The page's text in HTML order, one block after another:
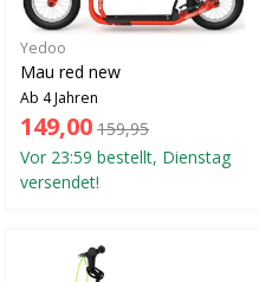
Yedoo
Mau red new
Ab 4 Jahren
149,00 159,95
Vor 23:59 bestellt, Dienstag
versendet!